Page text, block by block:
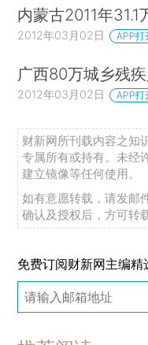
内蒙古2011年
2012年03月02日 APP打
广西80万城乡残
2012年03月02日 APP打
财新网所刊载内容之知
专属所有或持有。未经
建立镜像等任何使用。
如有意愿转载，请发邮
确认及授权后，方可转载
免费订阅财新网主编精